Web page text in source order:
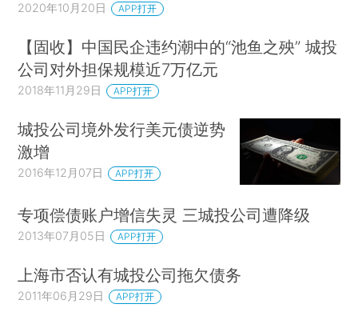
2020年10月20日 APP打开
【固收】中国民企违约潮中的“池鱼之殃” 城投
公司对外担保规模近7万亿元
2018年11月29日 APP打开
城投公司境外发行美元债逆势
激增
2016年12月07日 APP打开
专项偿债账户增信失灵 三城投公司遭降级
2013年07月05日 APP打开
上海市否认有城投公司拖欠债务
2011年06月29日 APP打开